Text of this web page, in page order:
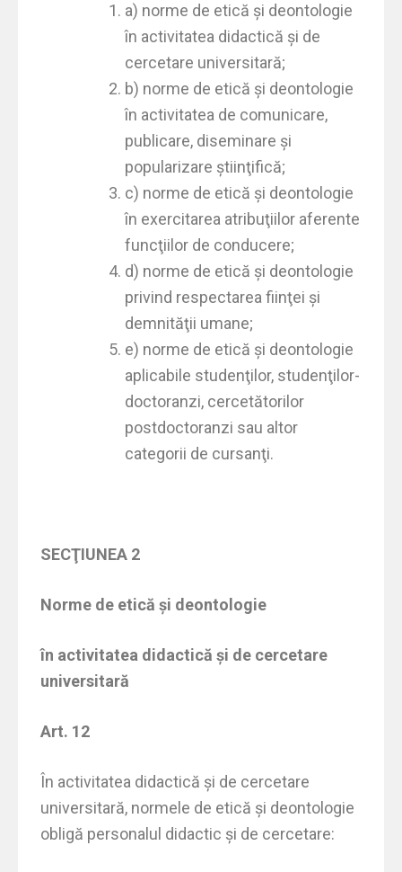
a) norme de etică şi deontologie
în activitatea didactică şi de
cercetare universitară;
b) norme de etică şi deontologie
în activitatea de comunicare,
publicare, diseminare şi
popularizare ştiinţifică;
c) norme de etică şi deontologie
în exercitarea atribuţiilor aferente
funcţiilor de conducere;
d) norme de etică şi deontologie
privind respectarea fiinţei şi
demnităţii umane;
e) norme de etică şi deontologie
aplicabile studenţilor, studenţilor-
doctoranzi, cercetătorilor
postdoctoranzi sau altor
categorii de cursanţi.
SECŢIUNEA 2
Norme de etică şi deontologie
în activitatea didactică şi de cercetare
universitară
Art. 12
În activitatea didactică şi de cercetare
universitară, normele de etică şi deontologie
obligă personalul didactic şi de cercetare: